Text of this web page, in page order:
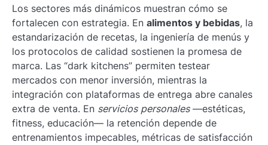
Los sectores más dinámicos muestran cómo se
fortalecen con estrategia. En alimentos y bebidas, la
estandarización de recetas, la ingeniería de menús y
los protocolos de calidad sostienen la promesa de
marca. Las “dark kitchens” permiten testear
mercados con menor inversión, mientras la
integración con plataformas de entrega abre canales
extra de venta. En servicios personales—estéticas,
fitness, educación— la retención depende de
entrenamientos impecables, métricas de satisfacción